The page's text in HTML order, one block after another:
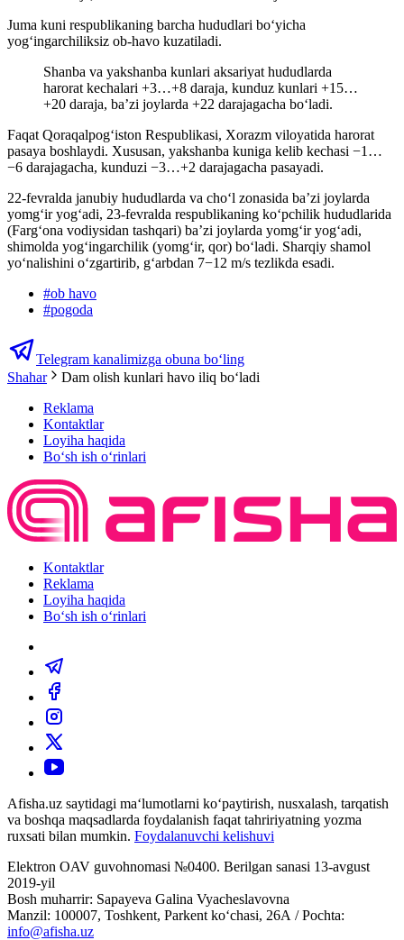
Juma kuni respublikaning barcha hududlari bo‘yicha
yog‘ingarchiliksiz ob-havo kuzatiladi.
Shanba va yakshanba kunlari aksariyat hududlarda
harorat kechalari +3…+8 daraja, kunduz kunlari +15…
+20 daraja, ba’zi joylarda +22 darajagacha bo‘ladi.
Faqat Qoraqalpog‘iston Respublikasi, Xorazm viloyatida harorat
pasaya boshlaydi. Xususan, yakshanba kuniga kelib kechasi −1…
−6 darajagacha, kunduzi −3…+2 darajagacha pasayadi.
22-fevralda janubiy hududlarda va cho‘l zonasida ba’zi joylarda
yomg‘ir yog‘adi, 23-fevralda respublikaning ko‘pchilik hududlarida
(Farg‘ona vodiysidan tashqari) ba’zi joylarda yomg‘ir yog‘adi,
shimolda yog‘ingarchilik (yomg‘ir, qor) bo‘ladi. Sharqiy shamol
yo‘nalishini o‘zgartirib, g‘arbdan 7−12 m/s tezlikda esadi.
#ob havo
#pogoda
Telegram kanalimizga obuna bo‘ling
Shahar
Dam olish kunlari havo iliq boʻladi
Reklama
Kontaktlar
Loyiha haqida
Bo‘sh ish o‘rinlari
Kontaktlar
Reklama
Loyiha haqida
Bo‘sh ish o‘rinlari
Afisha.uz saytidagi ma‘lumotlarni ko‘paytirish, nusxalash, tarqatish
va boshqa maqsadlarda foydalanish faqat tahririyatning yozma
ruxsati bilan mumkin. Foydalanuvchi kelishuvi
Elektron OAV guvohnomasi №0400. Berilgan sanasi 13-avgust
2019-yil
Bosh muharrir: Sapayeva Galina Vyacheslavovna
Manzil: 100007, Toshkent, Parkent ko‘chasi, 26А / Pochta:
info@afisha.uz